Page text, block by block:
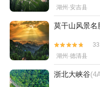
湖州·安吉县
莫干山风景名


湖州·德清县
浙北大峡谷